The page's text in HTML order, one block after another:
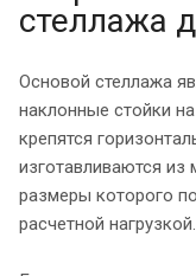
стеллажа
Основой стеллажа
наклонные стойки
крепятся
изготавливаются
размеры которого
расчетной нагрузкой.